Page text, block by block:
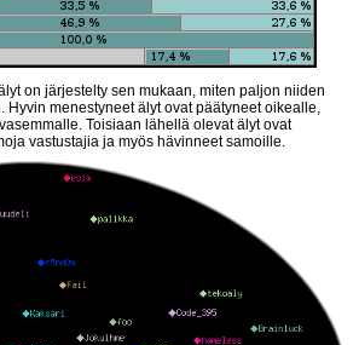
on järjestelty sen mukaan, miten paljon niiden
Hyvin menestyneet älyt ovat päätyneet oikealle,
Toisiaan lähellä olevat älyt ovat
vastustajia ja myös hävinneet samoille.